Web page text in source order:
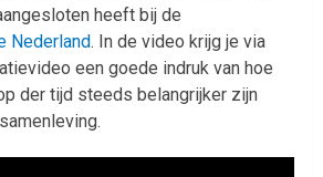
heeft bij de
Nederland. In de video krijg je via
een goede indruk van hoe
der tijd steeds belangrijker zijn